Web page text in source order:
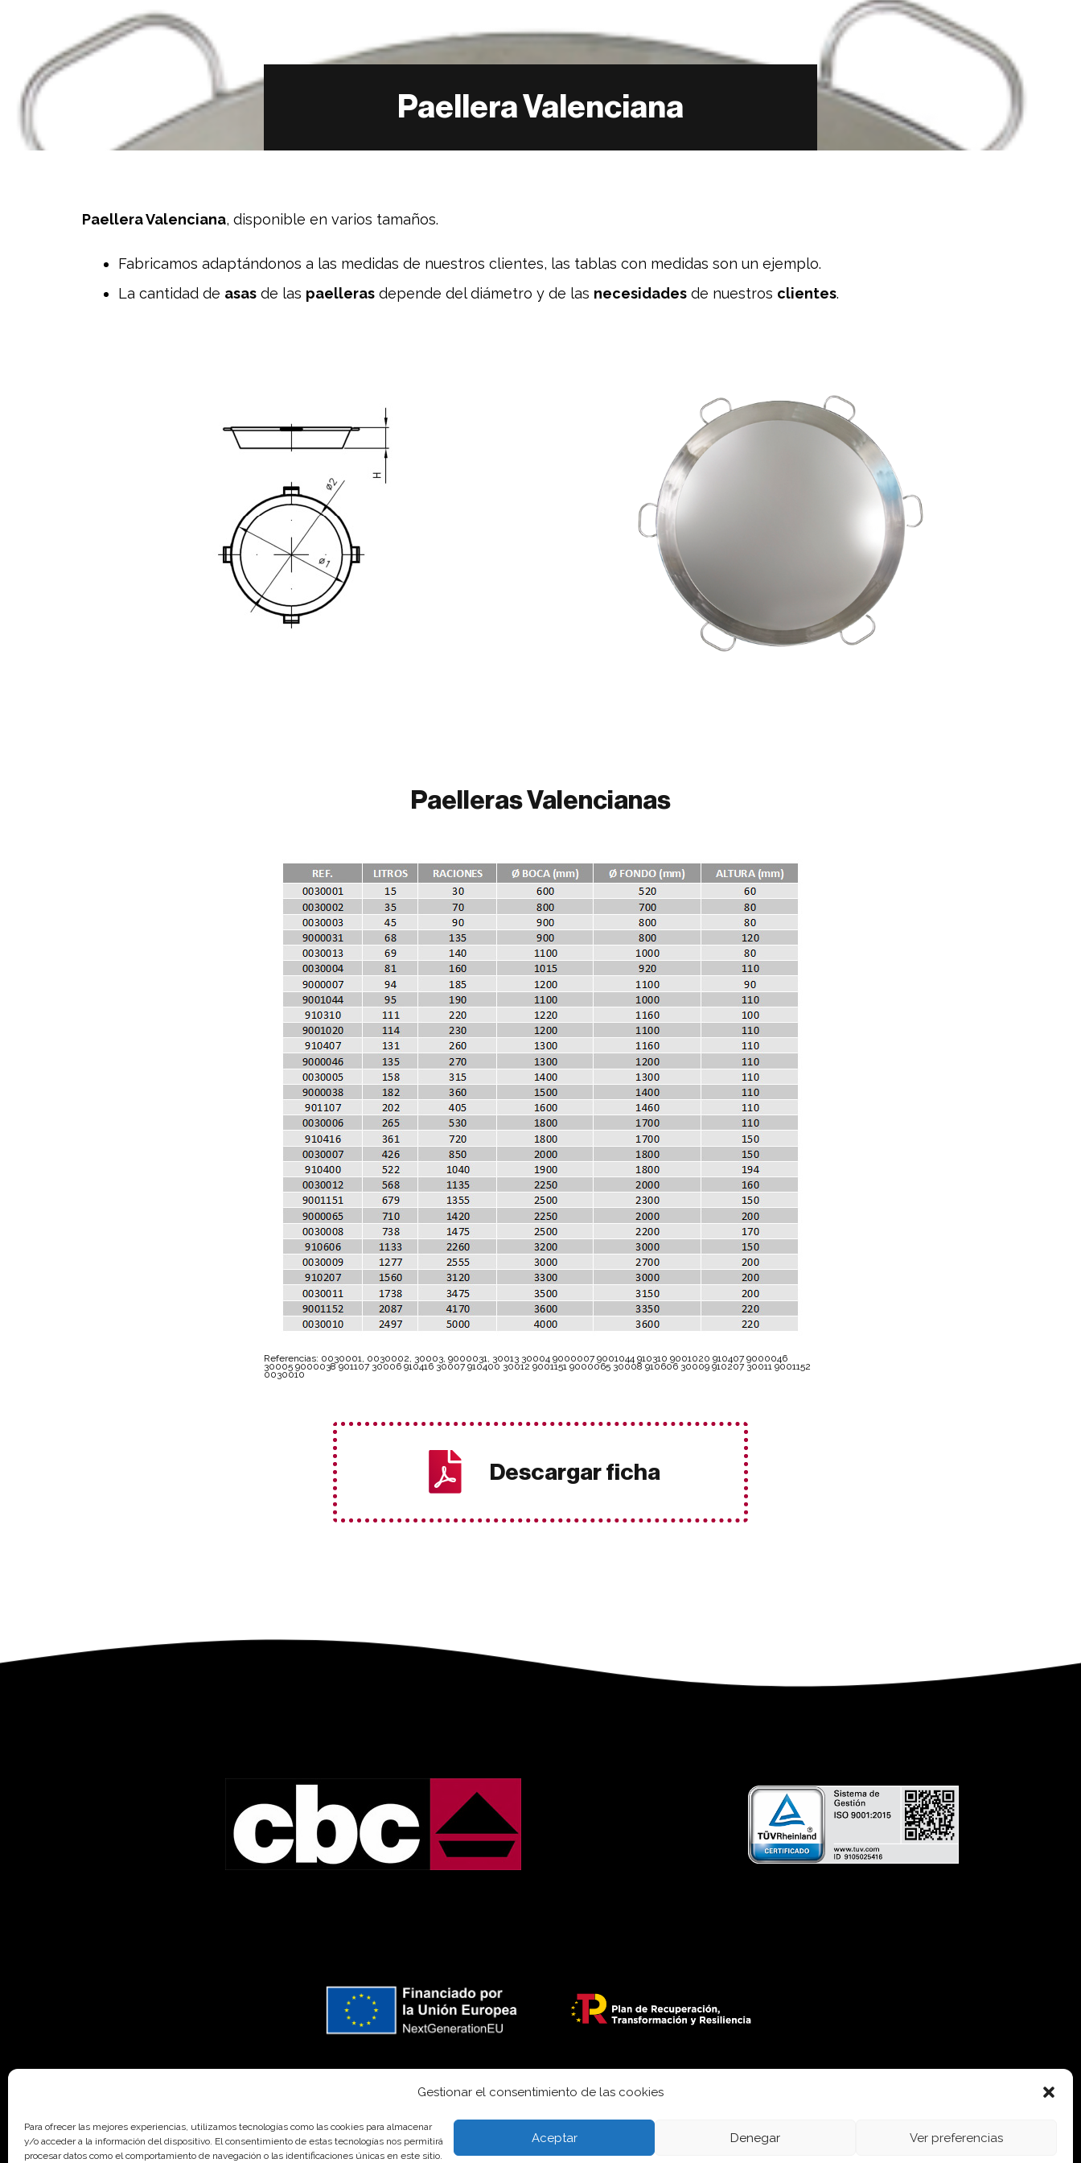
Gestionar el consentimiento de las cookies
Para ofrecer las mejores experiencias, utilizamos tecnologías como las cookies para almacenar
y/o acceder a la información del dispositivo. El consentimiento de estas tecnologías nos permitirá
procesar datos como el comportamiento de navegación o las identificaciones únicas en este sitio.
Aceptar Denegar Ver preferencias
Paellera Valenciana
Paellera Valenciana, disponible en varios tamaños.
Fabricamos adaptándonos a las medidas de nuestros clientes, las tablas con medidas son un ejemplo.
La cantidad de asas de las paelleras depende del diámetro y de las necesidades de nuestros clientes.
Paelleras Valencianas
Referencias: 0030001, 0030002, 30003, 9000031, 30013 30004 9000007 9001044 910310 9001020 910407 9000046
30005 9000038 901107 30006 910416 30007 910400 30012 9001151 9000065 30008 910606 30009 910207 30011 9001152
0030010
Descargar ficha